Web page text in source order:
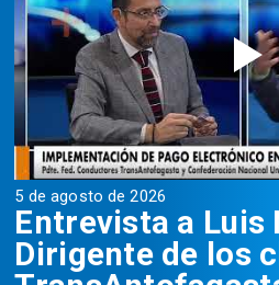
5 de agosto de 2026
Entrevista a Luis
Dirigente de los